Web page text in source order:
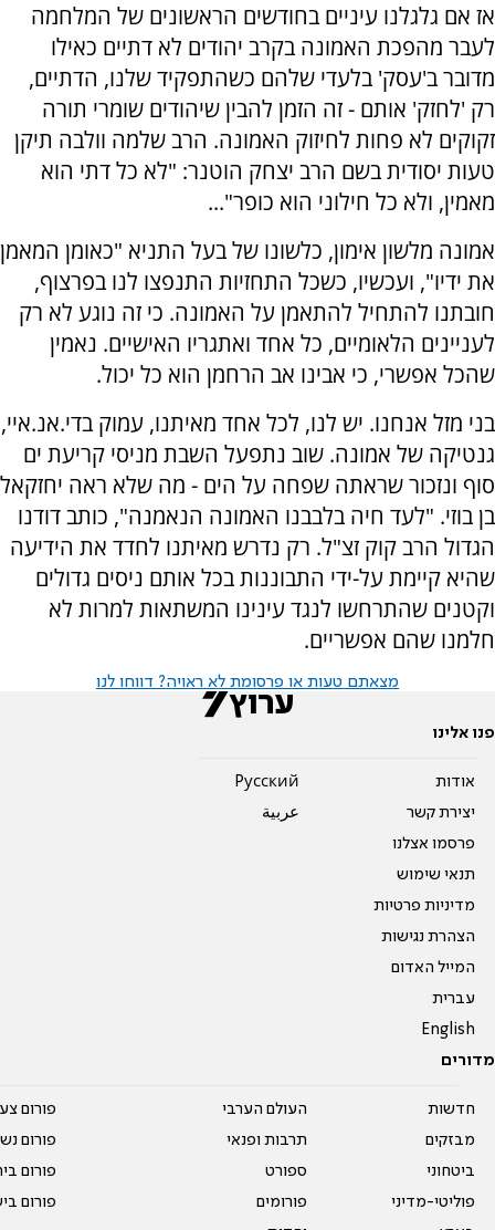
אז אם גלגלנו עיניים בחודשים הראשונים של המלחמה
לעבר מהפכת האמונה בקרב יהודים לא דתיים כאילו
מדובר ב'עסק' בלעדי שלהם כשהתפקיד שלנו, הדתיים,
רק 'לחזק' אותם - זה הזמן להבין שיהודים שומרי תורה
זקוקים לא פחות לחיזוק האמונה. הרב שלמה וולבה תיקן
טעות יסודית בשם הרב יצחק הוטנר: "לא כל דתי הוא
מאמין, ולא כל חילוני הוא כופר"...
אמונה מלשון אימון, כלשונו של בעל התניא "כאומן המאמן
את ידיו", ועכשיו, כשכל התחזיות התנפצו לנו בפרצוף,
חובתנו להתחיל להתאמן על האמונה. כי זה נוגע לא רק
לעניינים הלאומיים, כל אחד ואתגריו האישיים. נאמין
שהכל אפשרי, כי אבינו אב הרחמן הוא כל יכול.
בני מזל אנחנו. יש לנו, לכל אחד מאיתנו, עמוק בדי.אנ.איי,
גנטיקה של אמונה. שוב נתפעל השבת מניסי קריעת ים
סוף ונזכור שראתה שפחה על הים - מה שלא ראה יחזקאל
בן בוזי. "לעד חיה בלבבנו האמונה הנאמנה", כותב דודנו
הגדול הרב קוק זצ"ל. רק נדרש מאיתנו לחדד את הידיעה
שהיא קיימת על-ידי התבוננות בכל אותם ניסים גדולים
וקטנים שהתרחשו לנגד עינינו המשתאות למרות לא
חלמנו שהם אפשריים.
מצאתם טעות או פרסומת לא ראויה? דווחו לנו
פנו אלינו
אודות
יצירת קשר
פרסמו אצלנו
תנאי שימוש
מדיניות פרטיות
הצהרת נגישות
המייל האדום
עברית
English
Pусский
عربية
מדורים
חדשות
מבזקים
ביטחוני
פוליטי-מדיני
העולם הערבי
תרבות ופנאי
ספורט
פורומים
פורום
פורום
פורום
פורום